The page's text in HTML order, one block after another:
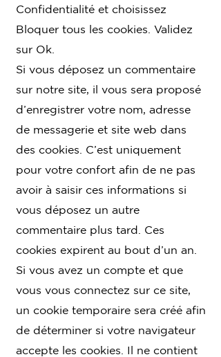
Confidentialité et choisissez
Bloquer tous les cookies. Validez
sur Ok.
Si vous déposez un commentaire
sur notre site, il vous sera proposé
d’enregistrer votre nom, adresse
de messagerie et site web dans
des cookies. C’est uniquement
pour votre confort afin de ne pas
avoir à saisir ces informations si
vous déposez un autre
commentaire plus tard. Ces
cookies expirent au bout d’un an.
Si vous avez un compte et que
vous vous connectez sur ce site,
un cookie temporaire sera créé afin
de déterminer si votre navigateur
accepte les cookies. Il ne contient